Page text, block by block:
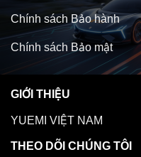
Chính sách Bảo hành
Chính sách Bảo mật
GIỚI THIỆU
YUEMI VIỆT NAM
THEO DÕI CHÚNG TÔI